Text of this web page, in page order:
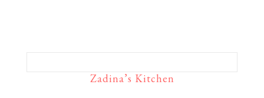
Zadina’s Kitchen